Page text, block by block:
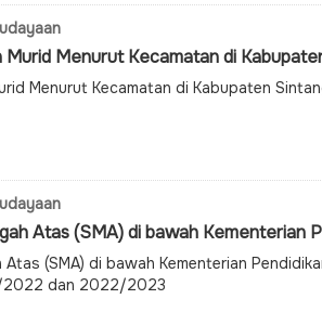
Murid Menurut Kecamatan di
Menurut Kecamatan di Kabupaten
Atas (SMA) di bawah Kementerian
Atas (SMA) di bawah Kementerian
2022 dan 2022/2023